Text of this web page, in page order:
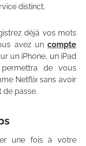
distinct.
déjà vos mots
avez un compte
un iPhone, un iPad
de vous
Netflix sans avoir
passe.
une fois à votre